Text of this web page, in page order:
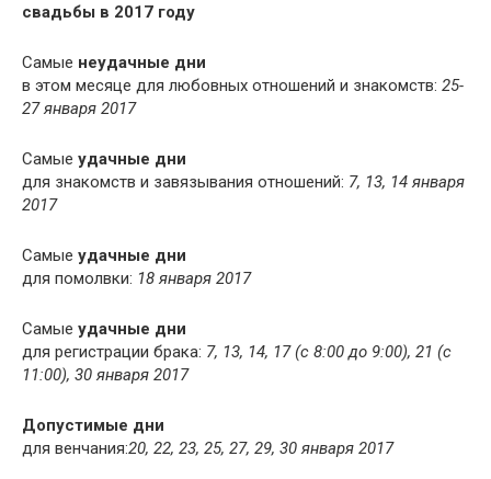
свадьбы в 2017 году
Самые неудачные дни
в этом месяце для любовных отношений и знакомств: 25-
27 января 2017
Самые удачные дни
для знакомств и завязывания отношений: 7, 13, 14 января
2017
Самые удачные дни
для помолвки: 18 января 2017
Самые удачные дни
для регистрации брака: 7, 13, 14, 17 (с 8:00 до 9:00), 21 (с
11:00), 30 января 2017
Допустимые дни
для венчания:20, 22, 23, 25, 27, 29, 30 января 2017